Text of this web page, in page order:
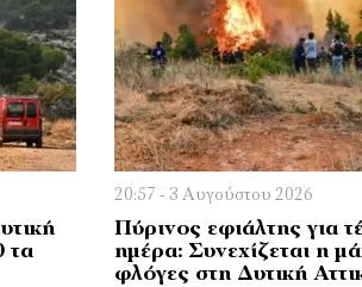
τα
20:57 - 3 Αυγούστου 2026
Πύρινος εφιάλτης για
ημέρα: Συνεχίζεται η
φλόγες στη Δυτική